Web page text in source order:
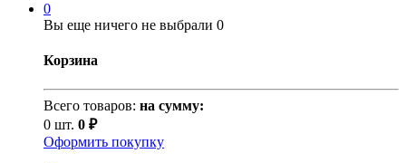
0
Вы еще ничего не выбрали 0
Корзина
Всего товаров: на сумму:
0 шт. 0 ₽
Оформить покупку